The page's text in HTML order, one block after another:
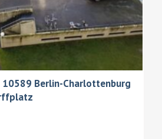
Berlin-Charlottenburg